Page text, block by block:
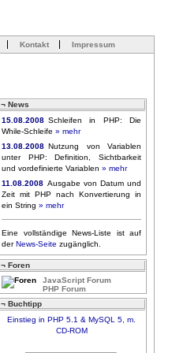
Kontakt Impressum
¬ News
15.08.2008 Schleifen in PHP: Die
While-Schleife» mehr
13.08.2008 Nutzung von Variablen
unter PHP: Definition, Sichtbarkeit
und vordefinierte Variablen» mehr
11.08.2008 Ausgabe von Datum und
Zeit mit PHP nach Konvertierung in
ein String» mehr
Eine vollständige News-Liste ist auf
derNews-Seite zugänglich.
¬ Foren
JavaScript Forum
PHP Forum
¬ Buchtipp
Einstieg in PHP 5.1 & MySQL 5, m.
CD-ROM